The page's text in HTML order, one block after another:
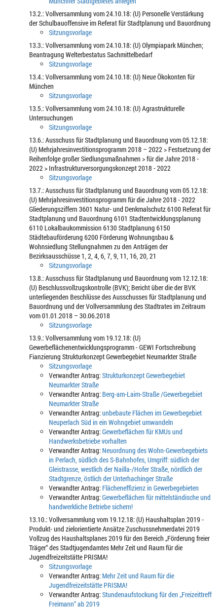
13.2.: Vollversammlung vom 24.10.18: (U) Personelle Verstärkung
der Schulbauoffensive im Referat für Stadtplanung und Bauordnung
Sitzungsvorlage
13.3.: Vollversammlung vom 24.10.18: (U) Olympiapark München;
Beantragung Welterbestatus Sachmittelbedarf
Sitzungsvorlage
13.4.: Vollversammlung vom 24.10.18: (U) Neue Ökokonten für
München
Sitzungsvorlage
13.5.: Vollversammlung vom 24.10.18: (U) Agrastrukturelle
Untersuchungen
Sitzungsvorlage
13.6.: Ausschuss für Stadtplanung und Bauordnung vom 05.12.18:
(U) Mehrjahresinvestitionsprogramm 2018 – 2022 > Festsetzung der
Reihenfolge großer Siedlungsmaßnahmen > für die Jahre 2018 -
2022 > Infrastrukturversorgungskonzept 2018 - 2022
Sitzungsvorlage
13.7.: Ausschuss für Stadtplanung und Bauordnung vom 05.12.18:
(U) Mehrjahresinvestitionsprogramm für die Jahre 2018 - 2022
Gliederungsziffern 3601 Natur- und Denkmalschutz 6100 Referat für
Stadtplanung und Bauordnung 6101 Stadtentwicklungsplanung
6110 Lokalbaukommission 6130 Stadtplanung 6150
Städtebauförderung 6200 Förderung Wohnungsbau &
Wohnsiedlung Stellungnahmen zu den Anträgen der
Bezirksausschüsse 1, 2, 4, 6, 7, 9, 11, 16, 20, 21
Sitzungsvorlage
13.8.: Ausschuss für Stadtplanung und Bauordnung vom 12.12.18:
(U) Beschlussvollzugskontrolle (BVK); Bericht über die der BVK
unterliegenden Beschlüsse des Ausschusses für Stadtplanung und
Bauordnung und der Vollversammlung des Stadtrates im Zeitraum
vom 01.01.2018 – 30.06.2018
Sitzungsvorlage
13.9.: Vollversammlung vom 19.12.18: (U)
Gewerbeflächenentwicklungsprogramm - GEWI Fortschreibung
Fianzierung Strukturkonzept Gewerbegebiet Neumarkter Straße
Sitzungsvorlage
Verwandter Antrag:Strukturkonzept Gewerbegebiet
Neumarkter Straße
Verwandter Antrag: Berg-am-Laim-Straße /Gewerbegebiet
Neumarkter Straße
Verwandter Antrag:unbebaute Flächen im Gewerbegebiet
Neuperlach Süd in ein Wohngebiet umwandeln
Verwandter Antrag:Gewerbeflächen für KMUs und
Handwerksbetriebe vorhalten
Verwandter Antrag: Neuordnung des Wohn-Gewerbegebiets
in Perlach, südlich des S-Bahnhofes, Umgriff: südlich der
Gleistrasse, westlich der Nailla-/Hofer Straße, nördlich der
Stadtgrenze, östlich der Unterhachinger Straße
Verwandter Antrag: Flächeneffizienz in Gewerbegebieten
Verwandter Antrag:Gewerbeflächen für mittelständische und
handwerkliche Betriebe sichern!
13.10.: Vollversammlung vom 19.12.18: (U) Haushaltsplan 2019 -
Produkt- und zielorientierte Ansätze Zuschussnehmerdatei 2019
Vollzug des Haushaltsplanes 2019 für den Bereich „Förderung freier
Träger“ des Stadtjugendamtes Mehr Zeit und Raum für die
Jugendfreizeitstätte PRISMA!
Sitzungsvorlage
Verwandter Antrag: Mehr Zeit und Raum für die
Jugendfreizeitstätte PRISMA!
Verwandter Antrag:Stundenaufstockung für den „Freizeittreff
Freimann“ ab 2019